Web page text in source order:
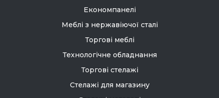
Економпанелі
Меблі з нержавіючої сталі
Торгові меблі
Технологічне обладнання
Торгові стелажі
Стелажі для магазину